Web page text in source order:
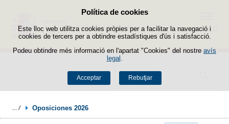
Política de cookies
Este lloc web utilitza cookies pròpies per a facilitar la navegació i
cookies de tercers per a obtindre estadístiques d'ús i satisfacció.
Podeu obtindre més informació en l'apartat "Cookies" del nostre avís
legal
Acceptar Rebutjar
Passar al contingut
Buscador
Menú
Oposiciones 2026